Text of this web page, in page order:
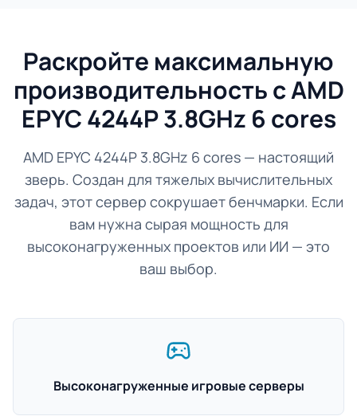
Раскройте максимальную
производительность с AMD
EPYC 4244P 3.8GHz 6 cores
AMD EPYC 4244P 3.8GHz 6 cores — настоящий
зверь. Создан для тяжелых вычислительных
задач, этот сервер сокрушает бенчмарки. Если
вам нужна сырая мощность для
высоконагруженных проектов или ИИ — это
ваш выбор.
Высоконагруженные игровые серверы